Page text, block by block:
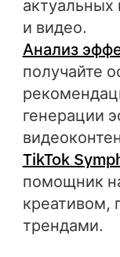
актуальных
и видео.
Анализ
получайте
генерации
TikTok
помощник
креативом,
трендами.